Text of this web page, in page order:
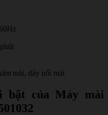
mài, dây nối mài
bật của Máy mài